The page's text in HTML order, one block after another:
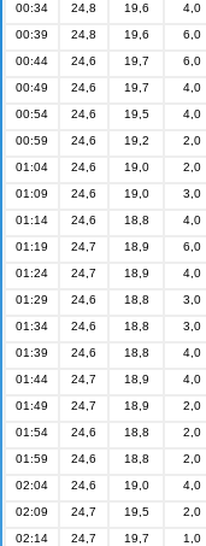
00:34
24,8 19,6 4,0
00:39
24,8 19,6 6,0
00:44
24,6 19,7 6,0
00:49
24,6 19,7 4,0
00:54
24,6 19,5 4,0
00:59
24,6 19,2 2,0
01:04
24,6 19,0 2,0
01:09
24,6 19,0 3,0
01:14
24,6 18,8 4,0
01:19
24,7 18,9 6,0
01:24
24,7 18,9 4,0
01:29
24,6 18,8 3,0
01:34
24,6 18,8 3,0
01:39
24,6 18,8 4,0
01:44
24,7 18,9 4,0
01:49
24,7 18,9 2,0
01:54
24,6 18,8 2,0
01:59
24,6 18,8 2,0
02:04
24,6 19,0 4,0
02:09
24,7 19,5 2,0
02:14
24,7 19,7 1,0